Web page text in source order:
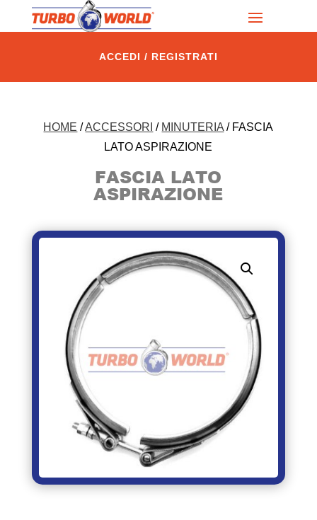
ACCEDI / REGISTRATI
HOME /ACCESSORI / MINUTERIA/ FASCIA
LATO ASPIRAZIONE
FASCIA LATO
ASPIRAZIONE